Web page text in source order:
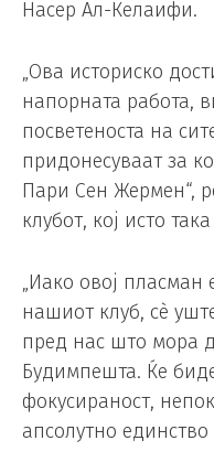
Насер Ал-Келаифи.
„Ова историско
напорната работа,
посветеноста на
придонесуваат за
Пари Сен Жермен“,
клубот, кој исто
„Иако овој пласман
нашиот клуб, сè
пред нас што мора
Будимпешта. Ќе
фокусираност,
апсолутно единство